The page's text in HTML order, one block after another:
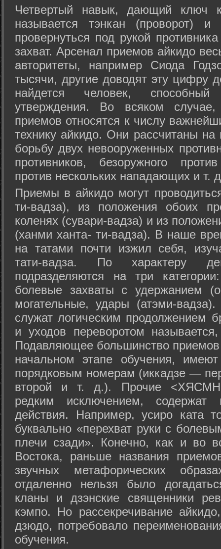
Четвертый навык, дающий ключ
называется тэнкан (проворот)
провернуться под рукой
захват. Арсенал приемов айкидо
авторитеты, например Сиода
тысячи, другие доводят эту цифру
найдется человек,
утверждения. Во всяком
приемов относятся к числу
технику айкидо. Они рассчитаны
борьбу двух невооруженных
противников, безоружного
против нескольких нападающих и т.
Приемы в айкидо могут
ти-вадза), из положения обоих
коленях (сувари-вадза) и из
(ханми ханта- ти-вадза). В наше
на татами почти изжил себя,
тати-вадза. По характеру
подразделяются на три
болевые захваты с удержанием
могательные, удары (атэми-
служат логическим продолжением
и уходов переворотом
Подавляющее большинство
начальном этапе обучения,
порядковым номерам (иккадзе —
второй и т. д.). Прочие
редким исключением, содержат
действия. Например, усиро ката
буквально «перехват руки с
плечи сзади». Конечно, как и во
Востока, раньше названия
звучных метафорических
отдаленно нельзя было
кланы и дзэнские священники
кэмпо. Но рассекречивание
дзюдо, потребовало
обучения.